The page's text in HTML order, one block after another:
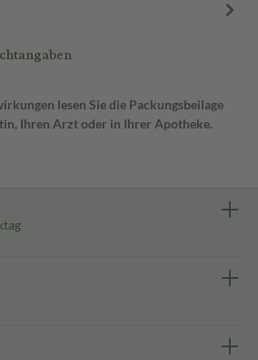
lesen Sie die Packungsbeilage
Ihren Arzt oder in Ihrer Apotheke.